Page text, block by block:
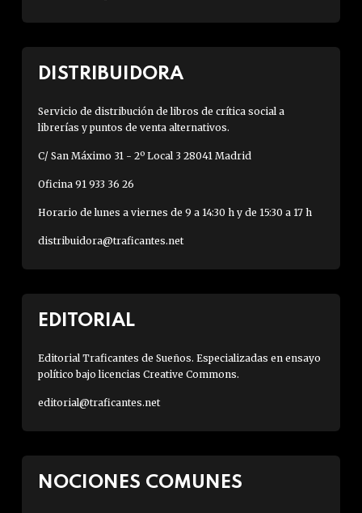
DISTRIBUIDORA
Servicio de distribución de libros de crítica social a
librerías y puntos de venta alternativos.
C/ San Máximo 31 - 2º Local 3 28041 Madrid
Oficina 91 933 36 26
Horario de lunes a viernes de 9 a 14:30 h y de 15:30 a 17 h
distribuidora@traficantes.net
EDITORIAL
Editorial Traficantes de Sueños. Especializadas en ensayo
político bajo licencias Creative Commons.
editorial@traficantes.net
NOCIONES COMUNES